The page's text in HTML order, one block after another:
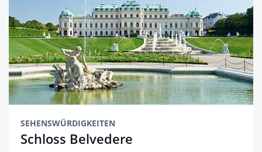
SEHENSWÜRDIGKEITEN
Schloss Belvedere